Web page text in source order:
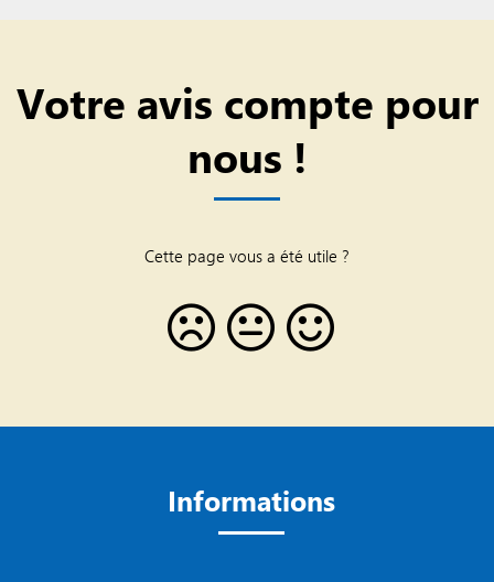
Votre avis compte pour
nous !
Cette page vous a été utile ?
Informations